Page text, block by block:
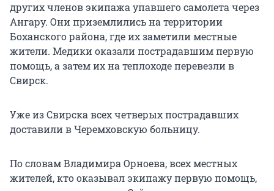
других членов экипажа упавшего самолета через
Ангару. Они приземлились на территории
Боханского района, где их заметили местные
жители. Медики оказали пострадавшим первую
помощь, а затем их на теплоходе перевезли в
Свирск.
Уже из Свирска всех четверых пострадавших
доставили в Черемховскую больницу.
По словам Владимира Орноева, всех местных
жителей, кто оказывал экипажу первую помощь,